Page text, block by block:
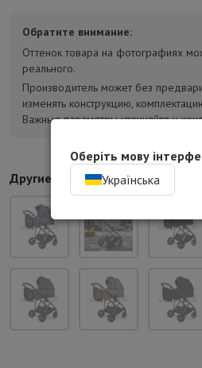
Обратите внимание:
Оттенок товара на фотографиях
реального.
Производитель может без
изменять конструкцию,
Важные параметры уточняйте у
Другие цвета:
Оберіть мову
Українська